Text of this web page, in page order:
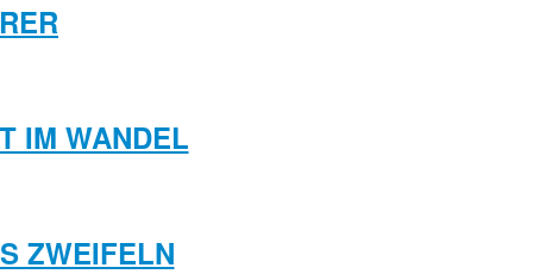
IM WANDEL
ZWEIFELN